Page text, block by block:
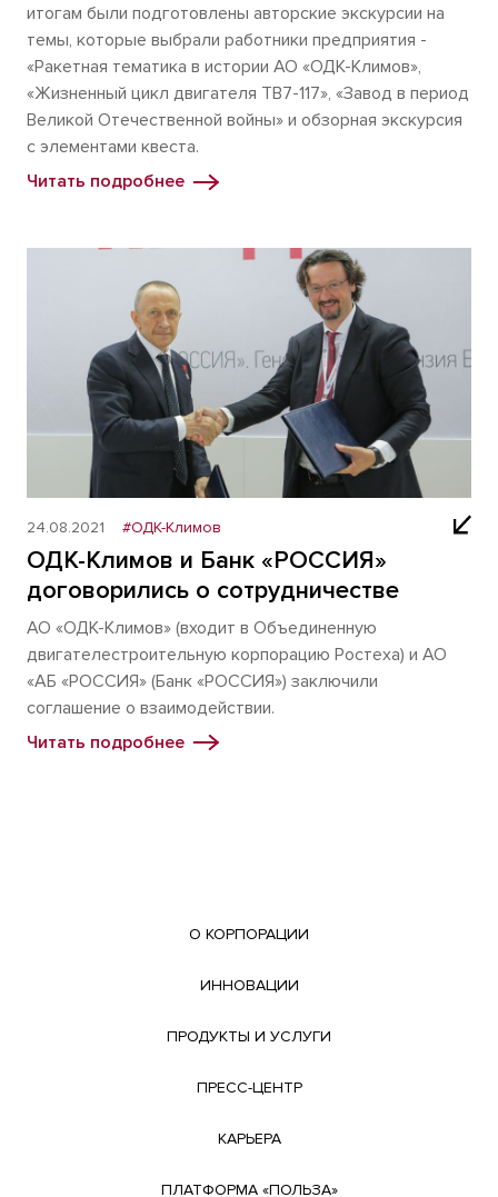
итогам были подготовлены авторские экскурсии на
темы, которые выбрали работники предприятия -
«Ракетная тематика в истории АО «ОДК-Климов»,
«Жизненный цикл двигателя ТВ7-117», «Завод в период
Великой Отечественной войны» и обзорная экскурсия
с элементами квеста.
Читать подробнее
24.08.2021 #ОДК-Климов
ОДК-Климов и Банк «РОССИЯ»
договорились о сотрудничестве
АО «ОДК-Климов» (входит в Объединенную
двигателестроительную корпорацию Ростеха) и АО
«АБ «РОССИЯ» (Банк «РОССИЯ») заключили
соглашение о взаимодействии.
Читать подробнее
О КОРПОРАЦИИ
ИННОВАЦИИ
ПРОДУКТЫ И УСЛУГИ
ПРЕСС-ЦЕНТР
КАРЬЕРА
ПЛАТФОРМА «ПОЛЬЗА»